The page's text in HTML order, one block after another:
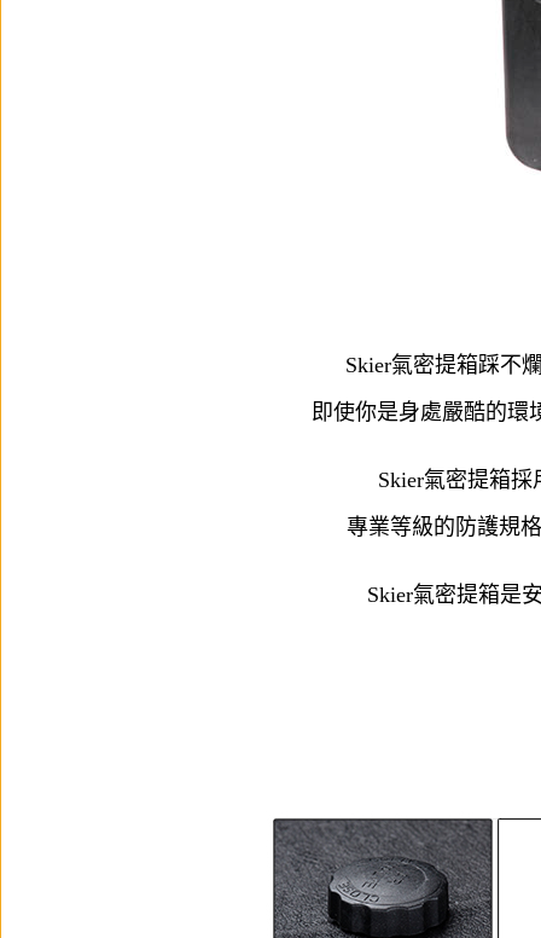
Skier氣密提箱踩不
即使你是身處嚴酷的環
Skier氣密提箱
專業等級的防護規
Skier氣密提箱是